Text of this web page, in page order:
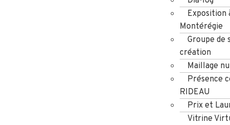
Exposition
Montérégie
Groupe de
création
Maillage
Présence
RIDEAU
Prix et
Vitrine